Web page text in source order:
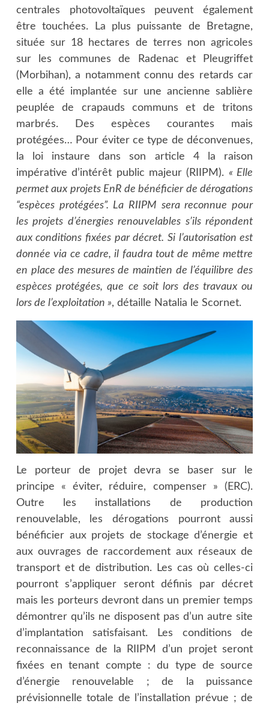
centrales photovoltaïques peuvent également
être touchées. La plus puissante de Bretagne,
située sur 18 hectares de terres non agricoles
sur les communes de Radenac et Pleugriffet
(Morbihan), a notamment connu des retards car
elle a été implantée sur une ancienne sablière
peuplée de crapauds communs et de tritons
marbrés. Des espèces courantes mais
protégées… Pour éviter ce type de déconvenues,
la loi instaure dans son article 4 la raison
impérative d’intérêt public majeur (RIIPM). « Elle
permet aux projets EnR de bénéficier de dérogations
“espèces protégées”. La RIIPM sera reconnue pour
les projets d’énergies renouvelables s’ils répondent
aux conditions fixées par décret. Si l’autorisation est
donnée via ce cadre, il faudra tout de même mettre
en place des mesures de maintien de l’équilibre des
espèces protégées, que ce soit lors des travaux ou
lors de l’exploitation », détaille Natalia le Scornet.
Le porteur de projet devra se baser sur le
principe « éviter, réduire, compenser » (ERC).
Outre les installations de production
renouvelable, les dérogations pourront aussi
bénéficier aux projets de stockage d’énergie et
aux ouvrages de raccordement aux réseaux de
transport et de distribution. Les cas où celles-ci
pourront s’appliquer seront définis par décret
mais les porteurs devront dans un premier temps
démontrer qu’ils ne disposent pas d’un autre site
d’implantation satisfaisant. Les conditions de
reconnaissance de la RIIPM d’un projet seront
fixées en tenant compte : du type de source
d’énergie renouvelable ; de la puissance
prévisionnelle totale de l’installation prévue ; de